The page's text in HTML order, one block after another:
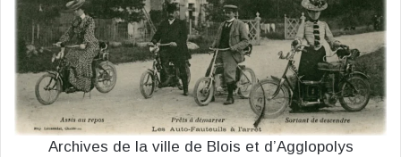
Archives de la ville de Blois et d’Agglopolys